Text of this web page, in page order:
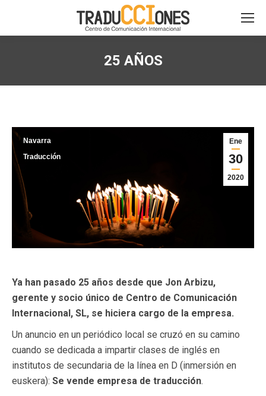
25 AÑOS
Ene
30
2020
Navarra
Traducción
Ya han pasado 25 años desde que Jon Arbizu,
gerente y socio único de Centro de Comunicación
Internacional, SL, se hiciera cargo de la empresa.
Un anuncio en un periódico local se cruzó en su camino
cuando se dedicada a impartir clases de inglés en
institutos de secundaria de la línea en D (inmersión en
euskera): Se vende empresa de traducción.